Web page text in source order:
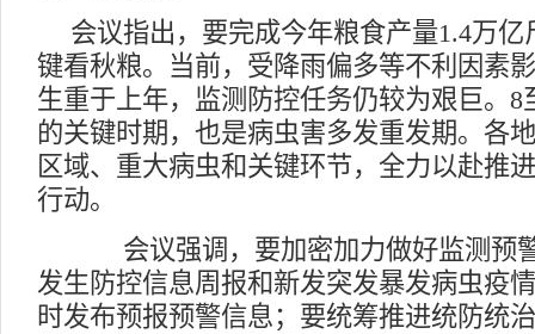
会议指出，要完成今年粮食产量1.4万
键看秋粮。当前，受降雨偏多等不利因素
生重于上年，监测防控任务仍较为艰巨。8
的关键时期，也是病虫害多发重发期。各
区域、重大病虫和关键环节，全力以赴推
行动。
会议强调，要加密加力做好监测预
发生防控信息周报和新发突发暴发病虫疫
时发布预报预警信息；要统筹推进统防统